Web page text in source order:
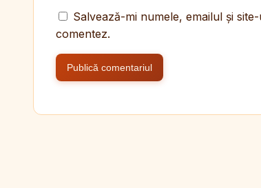
Salvează-mi numele, emailul și
comentez.